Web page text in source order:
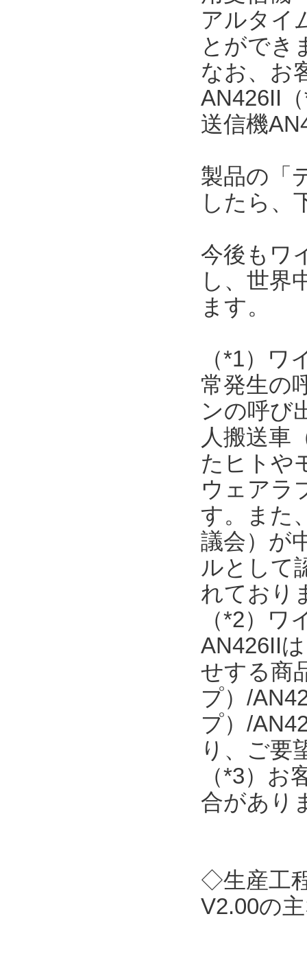
アルタイ
とができ
なお、お
AN426II
送信機
製品の「
したら、
今後もワ
し、世界
ます。
（*1）
常発生の
ンの呼び
人搬送車
たヒトや
ウェアラ
す。また
議会）が
ルとして
れており
（*2）
AN426II
せする商
プ）/
プ）/
り、ご
（*3）
合があり
◇生産工
V2.00の